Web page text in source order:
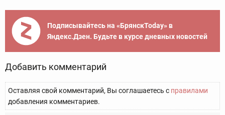
Подписывайтесь на «БрянскToday» в
Яндекс.Дзен. Будьте в курсе дневных новостей
Добавить комментарий
Оставляя свой комментарий, Вы соглашаетесь с правилами
добавления комментариев.